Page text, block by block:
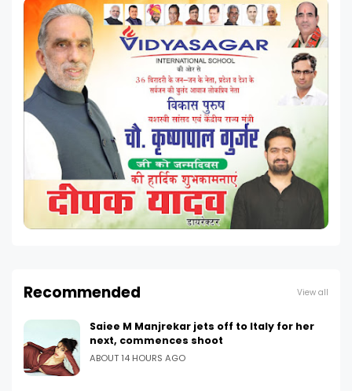
Recommended View all
Saiee M Manjrekar jets off to Italy for her
next, commences shoot
ABOUT 14 HOURS AGO